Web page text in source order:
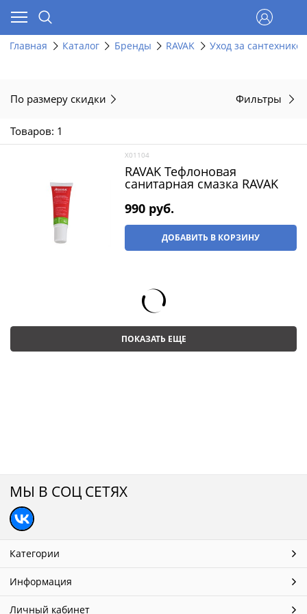
Главная Каталог Бренды RAVAK Уход за
По размеру скидки Фильтры
Товаров: 1
X01104
RAVAK Тефлоновая
санитарная смазка RAVAK
990 руб.
ДОБАВИТЬ В КОРЗИНУ
ПОКАЗАТЬ ЕЩЕ
МЫ В СОЦ СЕТЯХ
Категории
Информация
Личный кабинет